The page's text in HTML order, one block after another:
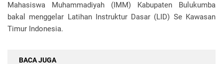
Mahasiswa Muhammadiyah (IMM) Kabupaten Bulukumba
bakal menggelar Latihan Instruktur Dasar (LID) Se Kawasan
Timur Indonesia.
BACA JUGA